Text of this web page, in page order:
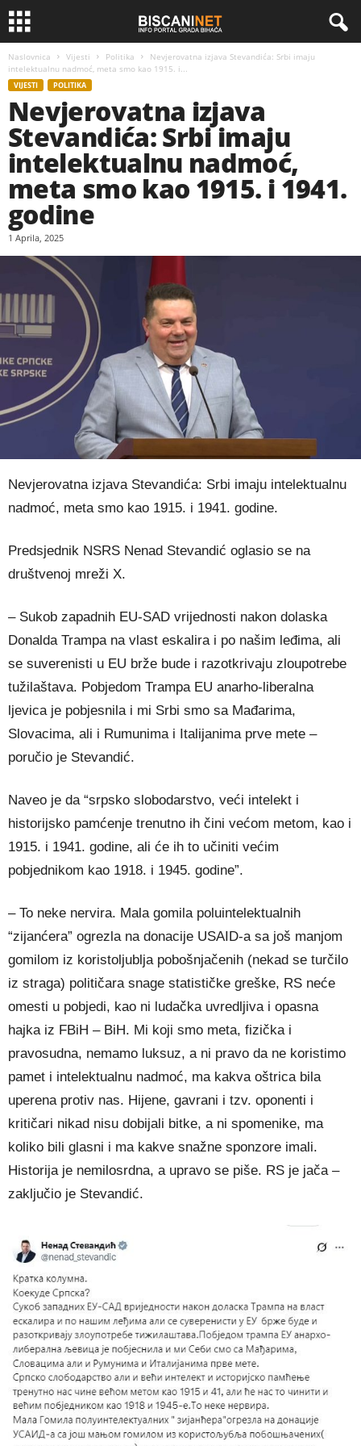
Naslovnica Vijesti Politika
Nevjerovatna izjava Stevandića: Srbi imaju
intelektualnu nadmoć, meta smo kao 1915. i...
VIJESTI POLITIKA
Nevjerovatna izjava
Stevandića: Srbi imaju
intelektualnu nadmoć,
meta smo kao 1915. i 1941.
godine
1 Aprila, 2025
Nevjerovatna izjava Stevandića: Srbi imaju intelektualnu
nadmoć, meta smo kao 1915. i 1941. godine.
Predsjednik NSRS Nenad Stevandić oglasio se na
društvenoj mreži X.
– Sukob zapadnih EU-SAD vrijednosti nakon dolaska
Donalda Trampa na vlast eskalira i po našim leđima, ali
se suverenisti u EU brže bude i razotkrivaju zloupotrebe
tužilaštava. Pobjedom Trampa EU anarho-liberalna
ljevica je pobjesnila i mi Srbi smo sa Mađarima,
Slovacima, ali i Rumunima i Italijanima prve mete –
poručio je Stevandić.
Naveo je da “srpsko slobodarstvo, veći intelekt i
historijsko pamćenje trenutno ih čini većom metom, kao i
1915. i 1941. godine, ali će ih to učiniti većim
pobjednikom kao 1918. i 1945. godine”.
– To neke nervira. Mala gomila poluintelektualnih
“zijanćera” ogrezla na donacije USAID-a sa još manjom
gomilom iz koristoljublja pobošnjačenih (nekad se turčilo
iz straga) političara snage statističke greške, RS neće
omesti u pobjedi, kao ni ludačka uvredljiva i opasna
hajka iz FBiH – BiH. Mi koji smo meta, fizička i
pravosudna, nemamo luksuz, a ni pravo da ne koristimo
pamet i intelektualnu nadmoć, ma kakva oštrica bila
uperena protiv nas. Hijene, gavrani i tzv. oponenti i
kritičari nikad nisu dobijali bitke, a ni spomenike, ma
koliko bili glasni i ma kakve snažne sponzore imali.
Historija je nemilosrdna, a upravo se piše. RS je jača –
zaključio je Stevandić.